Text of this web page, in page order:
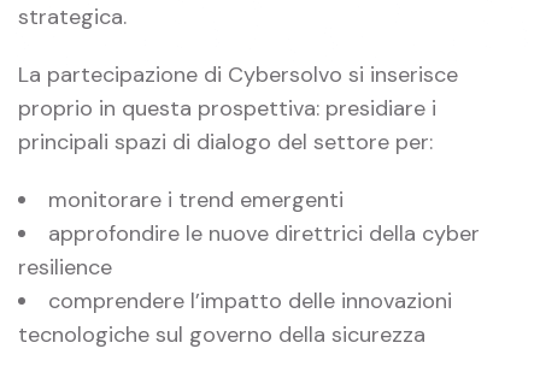
strategica.
La partecipazione di Cybersolvo si inserisce
proprio in questa prospettiva: presidiare i
principali spazi di dialogo del settore per:
monitorare i trend emergenti
approfondire le nuove direttrici della cyber
resilience
comprendere l’impatto delle innovazioni
tecnologiche sul governo della sicurezza